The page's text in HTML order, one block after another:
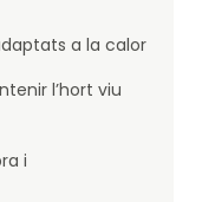
a la calor
l’hort viu
i